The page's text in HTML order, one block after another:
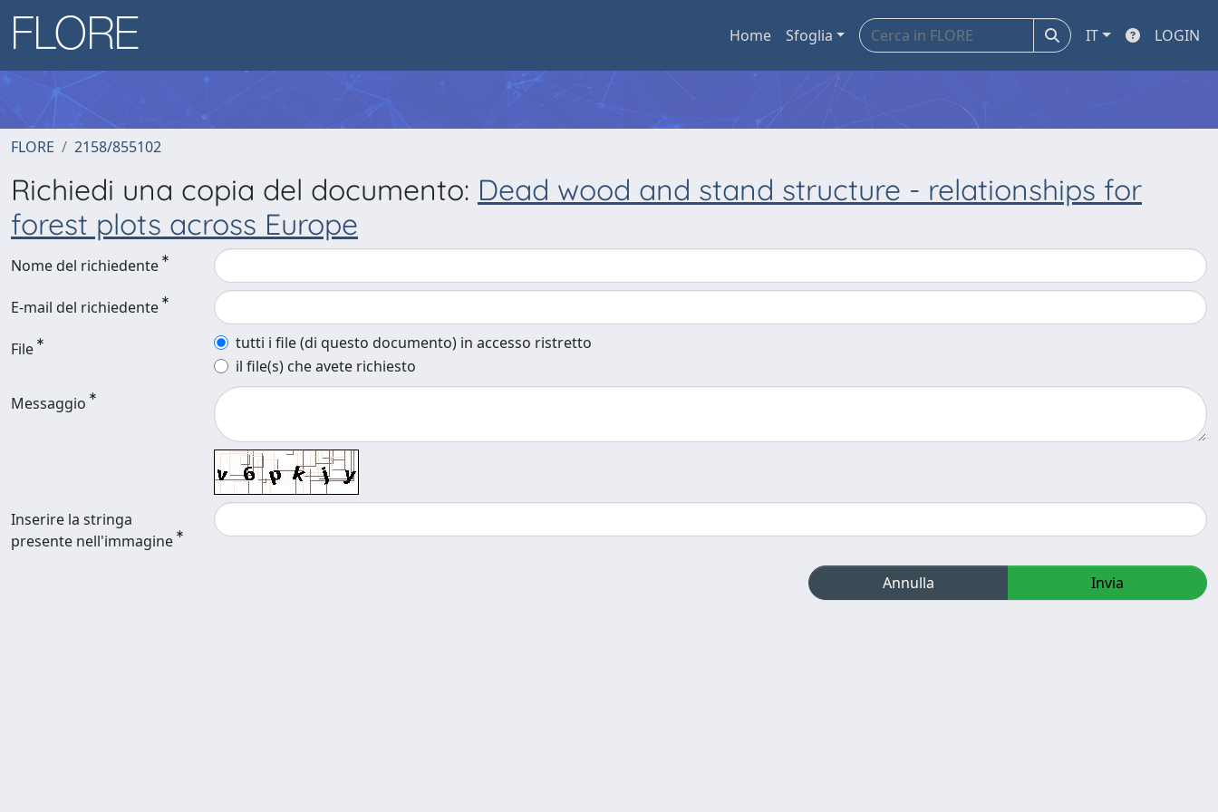
Home Sfoglia IT LOGIN
FLORE 2158/855102
Richiedi una copia del documento: Dead wood and stand structure - relationships for
forest plots across Europe
Nome del richiedente
E-mail del richiedente
File
tutti i file (di questo documento) in accesso ristretto
il file(s) che avete richiesto
Messaggio
Inserire la stringa
presente nell'immagine
Annulla Invia